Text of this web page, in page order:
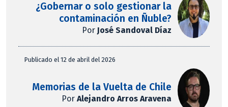
¿Gobernar o solo gestionar la
contaminación en Ñuble?
Por José Sandoval Díaz
Publicado el 12 de abril del 2026
Memorias de la Vuelta de Chile
PorAlejandro Arros Aravena